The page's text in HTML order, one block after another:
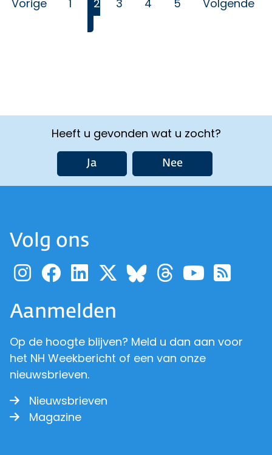
Vorige 1
2
(Huidige)
3 4 5 Volgende
Heeft u gevonden wat u zocht?
Ja Nee
Volg ons
Ga naar de pagina van
Ga naar de pagina
Ga naar de
Ga naar de
Ga naar de
Ga naar
Ga
Aanmelden
Op de hoogte blijven? Meld u dan aan voor
het NH Weekbericht of een van onze
nieuwsbrieven.
Nieuwsbrieven
Magazine